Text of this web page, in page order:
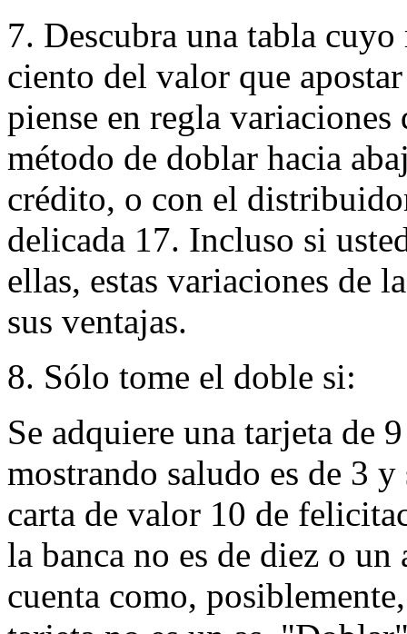
7. Descubra una tabla
ciento del valor que
piense en regla
método de doblar hacia
crédito, o con el
delicada 17. Incluso si
ellas, estas variaciones de
sus ventajas.
8. Sólo tome el doble si:
Se adquiere una tarjeta de
mostrando saludo es de 3
carta de valor 10 de
la banca no es de diez o un
cuenta como,